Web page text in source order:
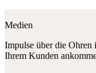
Medien
Impulse über die Ohren
Ihrem Kunden